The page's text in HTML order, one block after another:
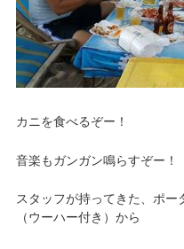
カニを食べるぞー！
音楽もガンガン鳴らすぞー！
スタッフが持ってきた、ポー
（ウーハー付き）から